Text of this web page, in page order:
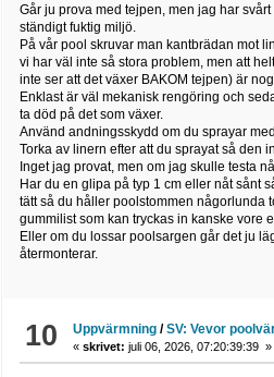
Går ju prova med tejpen, men jag har
ständigt fuktig miljö.
På vår pool skruvar man kantbrädan mot
vi har väl inte så stora problem, men att
inte ser att det växer BAKOM tejpen) är
Enklast är väl mekanisk rengöring och
ta död på det som växer.
Använd andningsskydd om du sprayar
Torka av linern efter att du sprayat så den
Inget jag provat, men om jag skulle testa
Har du en glipa på typ 1 cm eller nåt sånt
tätt så du håller poolstommen någorlunda
gummilist som kan tryckas in kanske vore
Eller om du lossar poolsargen går det ju
återmonterar.
10 Uppvärmning /SV: Vevor
«skrivet: juli 06, 2026, 07:20:39:39 »